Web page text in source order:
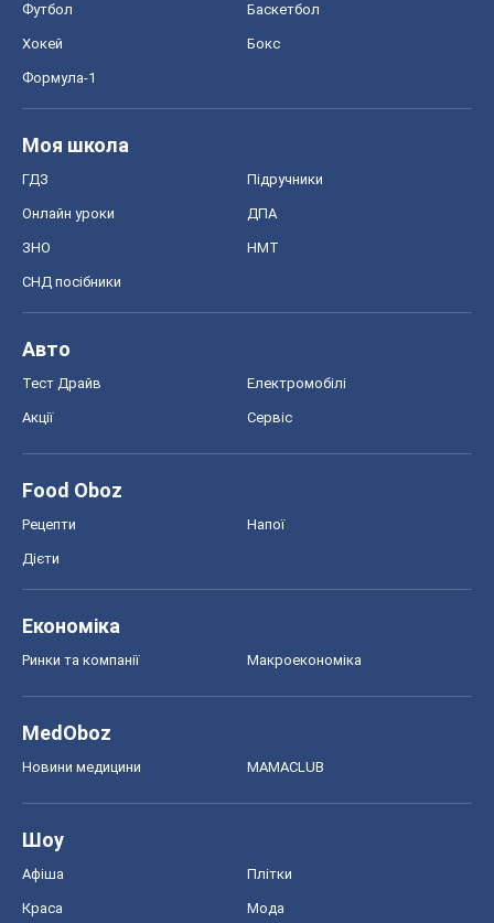
Футбол Баскетбол
Хокей Бокс
Формула-1
Моя школа
ГДЗ Підручники
Онлайн уроки ДПА
ЗНО НМТ
СНД посібники
Авто
Тест Драйв Електромобілі
Акції Сервіс
Food Oboz
Рецепти Напої
Дієти
Економіка
Ринки та компанії Макроекономіка
MedOboz
Новини медицини MAMACLUB
Шоу
Афіша Плітки
Краса Мода